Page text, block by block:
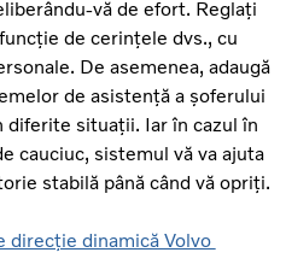
vă de efort. Reglați
de cerințele dvs., cu
De asemenea, adaugă
de asistență a șoferului
diferite situații. Iar în cazul în
cauciuc, sistemul vă va ajuta
stabilă până când vă opriți.
direcție dinamică Volvo